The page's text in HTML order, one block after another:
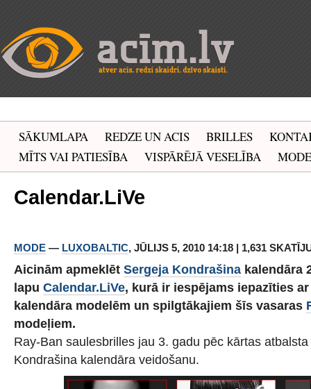
SĀKUMLAPA REDZE UN ACIS BRILLES
MĪTS VAI PATIESĪBA
VISPĀRĒJĀ VESELĪBA MODE
Calendar.LiVe
MODE — LUXOBALTIC, JŪLIJS 5, 2010 14:18 | 1,631
Aicinām apmeklēt Sergeja Kondrašina kalendāra
lapu Calendar.LiVe, kurā ir iespējams iepazīties
kalendāra modelēm un spilgtākajiem šīs vasaras
modeļiem.
Ray-Ban saulesbrilles jau 3. gadu pēc kārtas
Kondrašina kalendāra veidošanu.